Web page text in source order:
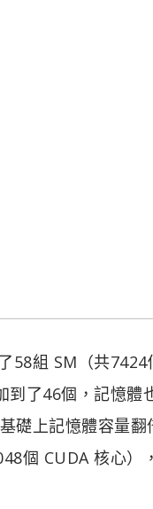
58組 SM（共
了46個，記憶體
礎上記憶體容量
個 CUDA 核心）